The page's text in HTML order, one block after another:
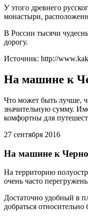
У этого древнего
монастыри,
В России тысячи
дорогу.
Источник: http://
На машине к
Что может быть лучше,
значительную сумму.
комфортны для
27 сентября 2016
На машине к
На территорию
очень часто
Достаточно удобный в
добраться